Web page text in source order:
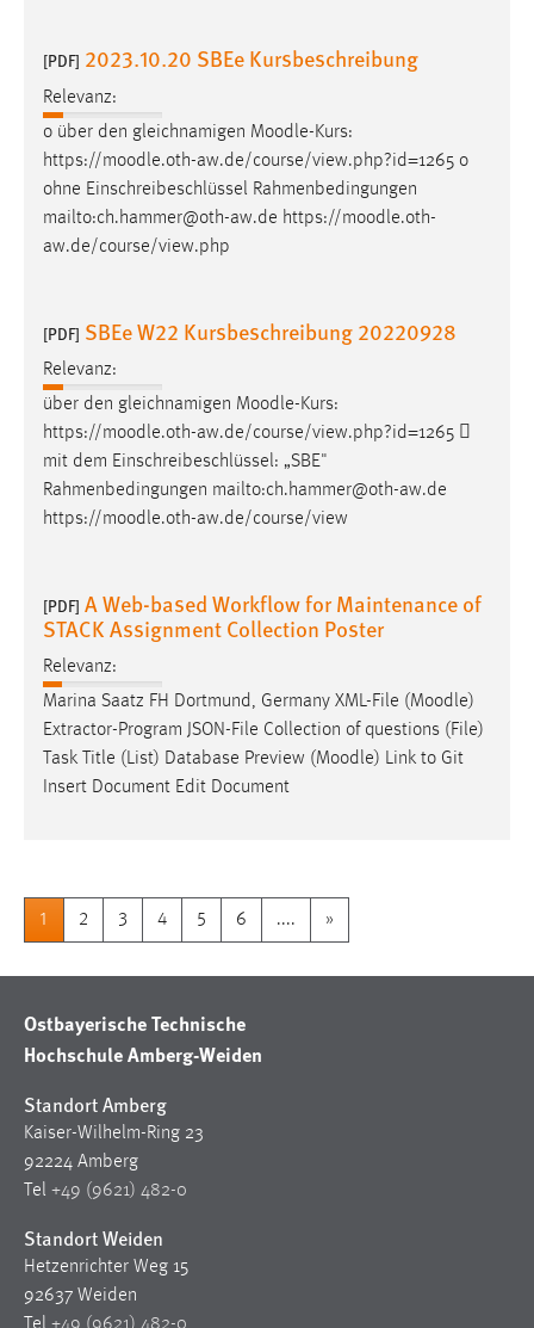
[PDF] 2023.10.20 SBEe Kursbeschreibung
Relevanz:
o über den gleichnamigen Moodle-Kurs:
https://moodle.oth-aw.de/course/view.php?id=1265 o
ohne Einschreibeschlüssel Rahmenbedingungen
mailto:ch.hammer@oth-aw.de https://moodle.oth-
aw.de/course/view.php
[PDF] SBEe W22 Kursbeschreibung 20220928
Relevanz:
über den gleichnamigen Moodle-Kurs:
https://moodle.oth-aw.de/course/view.php?id=1265 
mit dem Einschreibeschlüssel: „SBE"
Rahmenbedingungen mailto:ch.hammer@oth-aw.de
https://moodle.oth-aw.de/course/view
[PDF] A Web-based Workflow for Maintenance of
STACK Assignment Collection Poster
Relevanz:
Marina Saatz FH Dortmund, Germany XML-File (Moodle)
Extractor-Program JSON-File Collection of questions (File)
Task Title (List) Database Preview (Moodle) Link to Git
Insert Document Edit Document
1 2 3 4 5 6 .... »
Ostbayerische Technische
Hochschule Amberg-Weiden
Standort Amberg
Kaiser-Wilhelm-Ring 23
92224 Amberg
Tel +49 (9621) 482-0
Standort Weiden
Hetzenrichter Weg 15
92637 Weiden